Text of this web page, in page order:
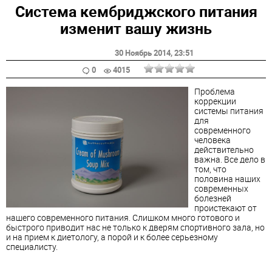
Система кембриджского питания
изменит вашу жизнь
30 Ноябрь 2014, 23:51
0
4015
Проблема
коррекции
системы питания
для
современного
человека
действительно
важна. Все дело в
том, что
половина наших
современных
болезней
проистекают от
нашего современного питания. Слишком много готового и
быстрого приводит нас не только к дверям спортивного зала, но
и на прием к диетологу, а порой и к более серьезному
специалисту.